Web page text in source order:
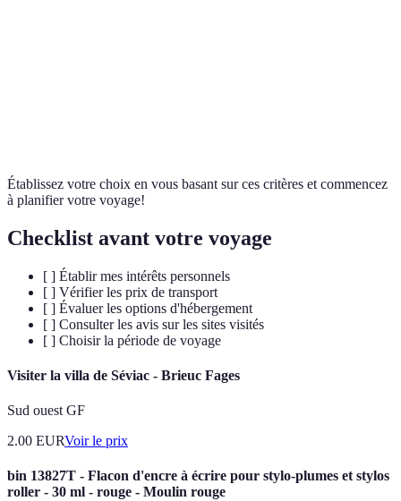
Établissez votre choix en vous basant sur ces critères et commencez
à planifier votre voyage!
Checklist avant votre voyage
[ ] Établir mes intérêts personnels
[ ] Vérifier les prix de transport
[ ] Évaluer les options d'hébergement
[ ] Consulter les avis sur les sites visités
[ ] Choisir la période de voyage
Visiter la villa de Séviac - Brieuc Fages
Sud ouest GF
2.00 EURVoir le prix
bin 13827T - Flacon d'encre à écrire pour stylo-plumes et stylos
roller - 30 ml - rouge - Moulin rouge